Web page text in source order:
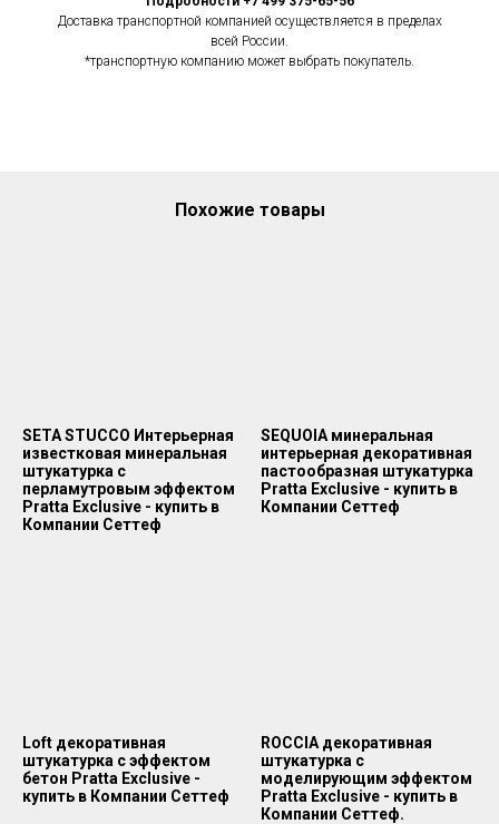
Доставка транспортной компанией осуществляется в пределах
всей России.
*транспортную компанию может выбрать покупатель.
Похожие товары
SETA STUCCO Интерьерная
известковая минеральная
штукатурка с
перламутровым эффектом
Pratta Exclusive - купить в
Компании Сеттеф
SEQUOIA минеральная
интерьерная декоративная
пастообразная штукатурка
Pratta Exclusive - купить в
Компании Сеттеф
Loft декоративная
штукатурка с эффектом
бетон Pratta Exclusive -
купить в Компании Сеттеф
ROCCIA декоративная
штукатурка с
моделирующим эффектом
Pratta Exclusive - купить в
Компании Сеттеф.